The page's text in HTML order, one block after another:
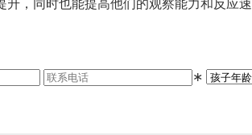
升，同时也能提高他们的观察能力和反应
∗